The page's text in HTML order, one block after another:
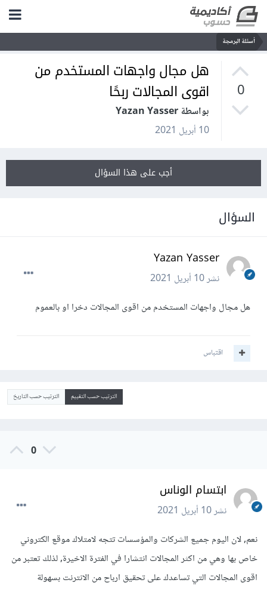
أسئلة البرمجة
0
هل مجال واجهات المستخدم من
اقوى المجالات ربحًا
بواسطة Yazan Yasser
10 أبريل 2021
أجب على هذا السؤال
السؤال
Yazan Yasser
نشر10 أبريل 2021
هل مجال واجهات المستخدم من اقوى المجالات دخرا او بالعموم
اقتباس
الترتيب حسب التقييم الترتيب حسب التاريخ
0
ابتسام الوناس
نشر10 أبريل 2021
نعم, لان اليوم جميع الشركات والمؤسسات تتجه لامتلاك موقع الكتروني
خاص بها وهي من اكثر المجالات انتشارا في الفترة الاخيرة, لذلك تعتبر من
اقوى المجالات التي تساعدك على تحقيق ارباح من الانترنت بسهولة